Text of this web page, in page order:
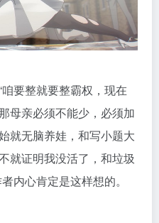
要整就要整霸权，现在
母亲必须不能少，必须加
就无脑养娃，和写小题大
就证明我没活了，和垃圾
内心肯定是这样想的。